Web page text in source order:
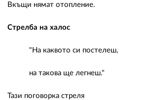
Вкъщи нямат отопление.
Стрелба на халос
"На каквото си постелеш,
на такова ще легнеш."
Тази поговорка стреля